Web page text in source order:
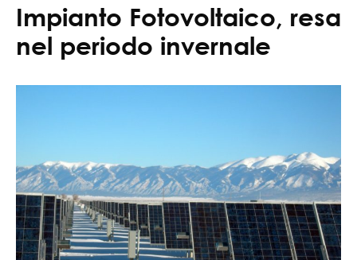
Impianto Fotovoltaico, resa
nel periodo invernale